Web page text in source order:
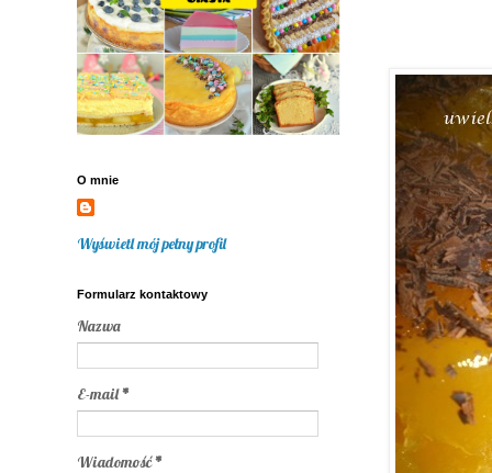
O mnie
Wyświetl mój pełny profil
Formularz kontaktowy
Nazwa
E-mail*
Wiadomość*